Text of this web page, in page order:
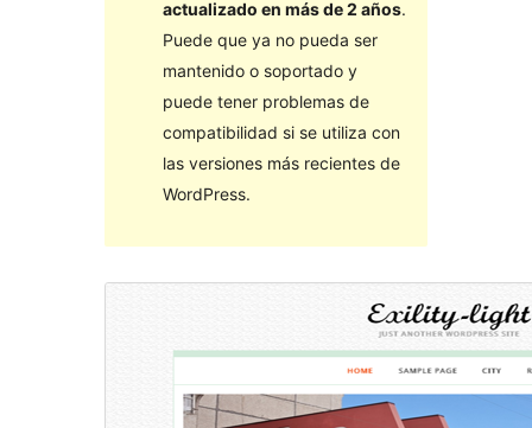
actualizado en más de 2 años.
Puede que ya no pueda ser
mantenido o soportado y
puede tener problemas de
compatibilidad si se utiliza con
las versiones más recientes de
WordPress.